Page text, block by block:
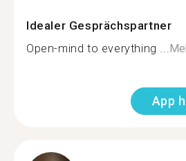
Idealer Gesprächspartner
Open-mind to everything ...
App